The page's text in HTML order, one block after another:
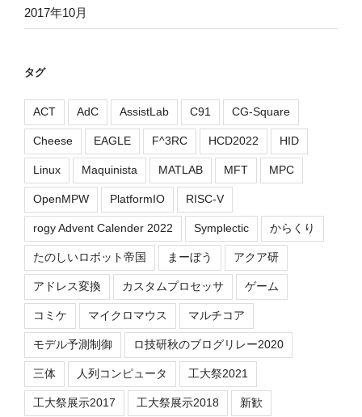
2017年10月
タグ
ACT AdC AssistLab C91 CG-Square
Cheese EAGLE F^3RC HCD2022 HID
Linux Maquinista MATLAB MFT MPC
OpenMPW PlatformIO RISC-V
rogy Advent Calender 2022 Symplectic からくり
たのしいロボット帝国 まーぼう アクア研
アドレス変換 カスタムプロセッサ ゲーム
コミケ マイクロマウス マルチコア
モデル予測制御 ロ技研秋のブログリレー2020
三体 人列コンピュータ 工大祭2021
工大祭展示2017 工大祭展示2018 新歓